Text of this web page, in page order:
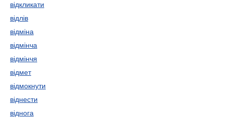
відкликати
відлів
відміна
відмінча
відмінчя
відмет
відмокнути
віднести
віднога